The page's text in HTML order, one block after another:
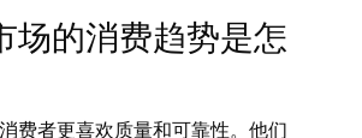
场的消费趋势是怎
费者更喜欢质量和可靠性。他们